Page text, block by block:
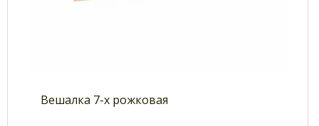
Вешалка 7-х рожковая